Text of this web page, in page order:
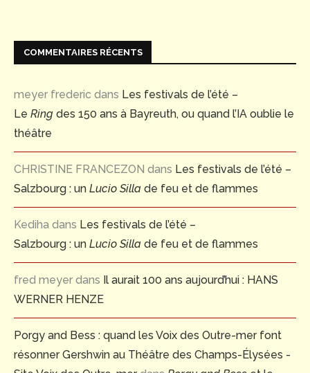
COMMENTAIRES RÉCENTS
meyer frederic dans Les festivals de l’été –
Le Ring des 150 ans à Bayreuth, ou quand l’IA oublie le
théâtre
CHRISTINE FRANCEZON dans Les festivals de l’été –
Salzbourg : un Lucio Silla de feu et de flammes
Kediha dans Les festivals de l’été –
Salzbourg : un Lucio Silla de feu et de flammes
fred meyer dans Il aurait 100 ans aujourd’hui : HANS
WERNER HENZE
Porgy and Bess : quand les Voix des Outre-mer font
résonner Gershwin au Théâtre des Champs-Élysées -